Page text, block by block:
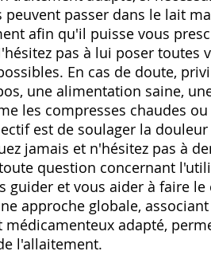
peuvent passer dans le lait
afin qu'il puisse vous
pas à lui poser toutes
En cas de doute,
une alimentation saine,
les compresses chaudes
est de soulager la
jamais et n'hésitez pas à
question concernant
guider et vous aider à faire
approche globale,
adapté,
l'allaitement.